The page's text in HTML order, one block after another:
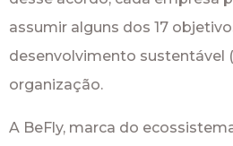
assumir alguns dos 17
desenvolvimento sustentável
organização.
A BeFly, marca do